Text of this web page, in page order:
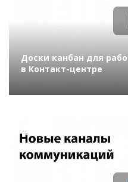
Доски канбан для
в Контакт-центре